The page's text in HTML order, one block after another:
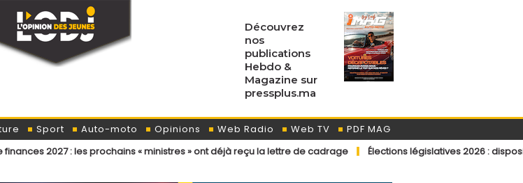
Découvrez
nos
publications
Hebdo &
Magazine sur
pressplus.ma
Sport Auto-moto Opinions Web Radio Web TV
PDF MAG
les prochains « ministres » ont déjà reçu la lettre de cadrage Élections législatives 2026 : dispositions